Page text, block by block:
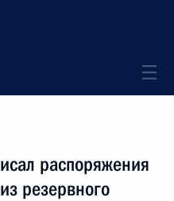
распоряжения
резервного